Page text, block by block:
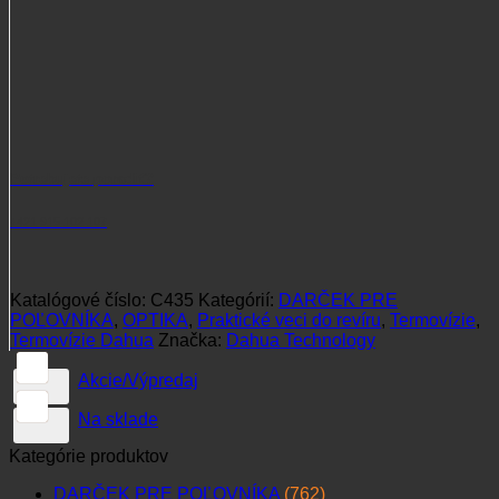
Katalógové číslo: C435 Kategórií: DARČEK PRE
POĽOVNÍKA, OPTIKA, Praktické veci do revíru, Termovízie,
Termovízie Dahua Značka: Dahua Technology
Akcie/Výpredaj
Na sklade
Kategórie produktov
DARČEK PRE POĽOVNÍKA (762)